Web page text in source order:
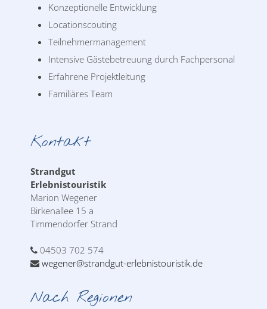
Konzeptionelle Entwicklung
Locationscouting
Teilnehmermanagement
Intensive Gästebetreuung durch Fachpersonal
Erfahrene Projektleitung
Familiäres Team
Kontakt
Strandgut
Erlebnistouristik
Marion Wegener
Birkenallee 15 a
Timmendorfer Strand
04503 702 574
wegener@strandgut-erlebnistouristik.de
Nach Regionen